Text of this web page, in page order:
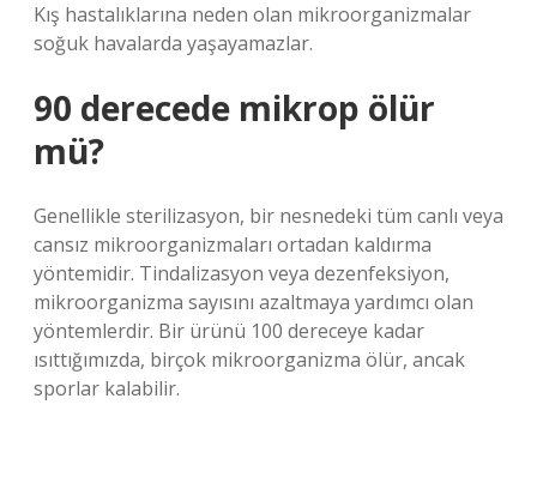
Kış hastalıklarına neden olan mikroorganizmalar
soğuk havalarda yaşayamazlar.
90 derecede mikrop ölür
mü?
Genellikle sterilizasyon, bir nesnedeki tüm canlı veya
cansız mikroorganizmaları ortadan kaldırma
yöntemidir. Tindalizasyon veya dezenfeksiyon,
mikroorganizma sayısını azaltmaya yardımcı olan
yöntemlerdir. Bir ürünü 100 dereceye kadar
ısıttığımızda, birçok mikroorganizma ölür, ancak
sporlar kalabilir.